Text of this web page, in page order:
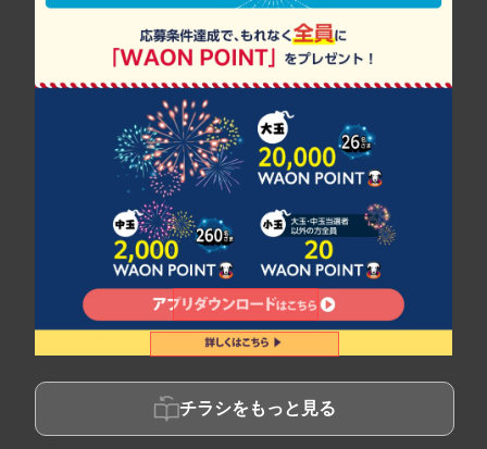
チラシをもっと見る